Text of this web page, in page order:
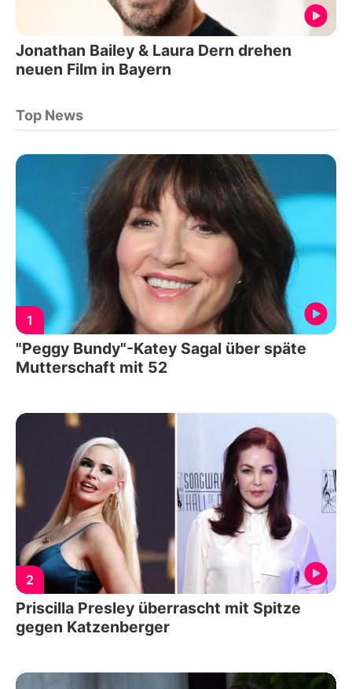
Jonathan Bailey & Laura Dern drehen
neuen Film in Bayern
Top News
1
"Peggy Bundy"-Katey Sagal über späte
Mutterschaft mit 52
2
Priscilla Presley überrascht mit Spitze
gegen Katzenberger